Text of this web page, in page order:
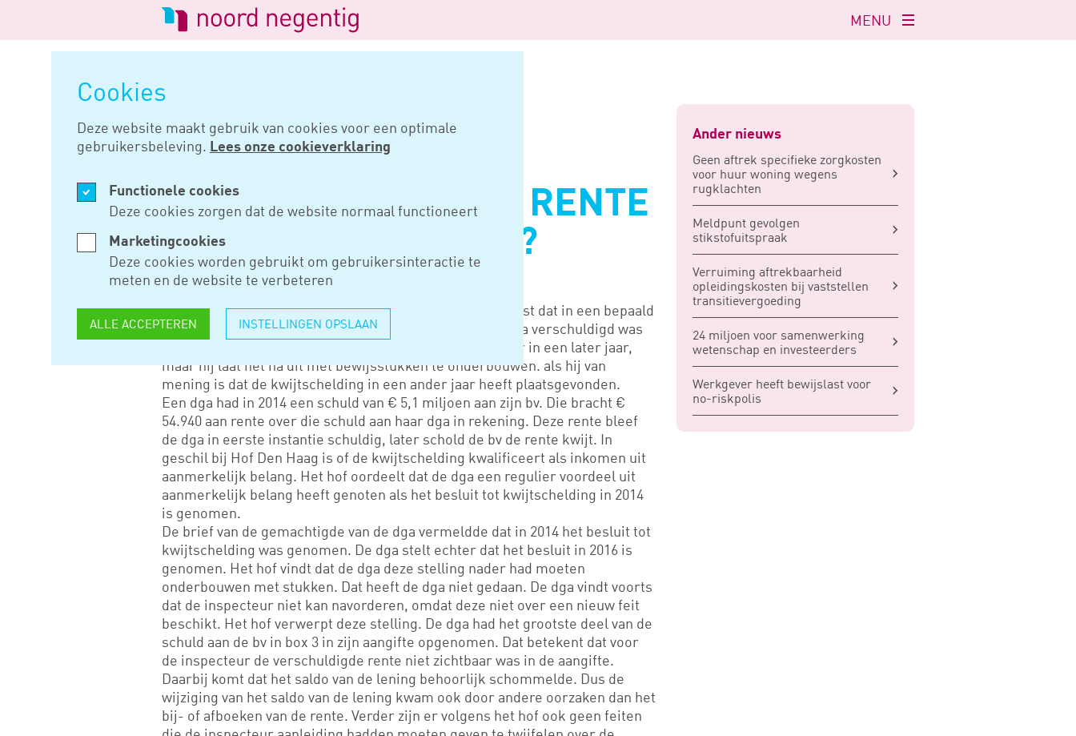
Cookies
Deze website maakt gebruik van cookies voor een optimale
gebruikersbeleving. Lees onze cookieverklaring
Functionele cookies
Deze cookies zorgen dat de website normaal functioneert
Marketingcookies
Deze cookies worden gebruikt om gebruikersinteractie te
meten en de website te verbeteren
ALLE ACCEPTEREN INSTELLINGEN OPSLAAN
Logo
van
Noord
Negentig
Navigatie
openen
MENU
OKT 07, 2019
WANNEER WERD DE RENTE
KWIJTGESCHOLDEN?
De gemachtigde van een dga meldt aan de Belastingdienst dat in een bepaald
jaar is besloten tot kwijtschelding van de rente die de dga verschuldigd was
over een lening van zijn bv. Volgens de dga was dit echter in een later jaar,
maar hij laat het na dit met bewijsstukken te onderbouwen. als hij van
mening is dat de kwijtschelding in een ander jaar heeft plaatsgevonden.
Een dga had in 2014 een schuld van € 5,1 miljoen aan zijn bv. Die bracht €
54.940 aan rente over die schuld aan haar dga in rekening. Deze rente bleef
de dga in eerste instantie schuldig, later schold de bv de rente kwijt. In
geschil bij Hof Den Haag is of de kwijtschelding kwalificeert als inkomen uit
aanmerkelijk belang. Het hof oordeelt dat de dga een regulier voordeel uit
aanmerkelijk belang heeft genoten als het besluit tot kwijtschelding in 2014
is genomen.
De brief van de gemachtigde van de dga vermeldde dat in 2014 het besluit tot
kwijtschelding was genomen. De dga stelt echter dat het besluit in 2016 is
genomen. Het hof vindt dat de dga deze stelling nader had moeten
onderbouwen met stukken. Dat heeft de dga niet gedaan. De dga vindt voorts
dat de inspecteur niet kan navorderen, omdat deze niet over een nieuw feit
beschikt. Het hof verwerpt deze stelling. De dga had het grootste deel van de
schuld aan de bv in box 3 in zijn aangifte opgenomen. Dat betekent dat voor
de inspecteur de verschuldigde rente niet zichtbaar was in de aangifte.
Daarbij komt dat het saldo van de lening behoorlijk schommelde. Dus de
wijziging van het saldo van de lening kwam ook door andere oorzaken dan het
bij- of afboeken van de rente. Verder zijn er volgens het hof ook geen feiten
Ander nieuws
Geen aftrek specifieke zorgkosten
voor huur woning wegens
rugklachten
Meldpunt gevolgen
stikstofuitspraak
Verruiming aftrekbaarheid
opleidingskosten bij vaststellen
transitievergoeding
24 miljoen voor samenwerking
wetenschap en investeerders
Werkgever heeft bewijslast voor
no-riskpolis